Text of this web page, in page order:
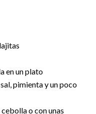
en un plato
pimienta y un poco
o con unas